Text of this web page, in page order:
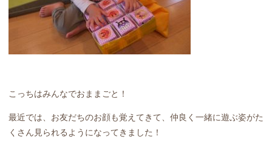
こっちはみんなでおままごと！
最近では、お友だちのお顔も覚えてきて、仲良く一緒に遊ぶ姿がた
くさん見られるようになってきました！